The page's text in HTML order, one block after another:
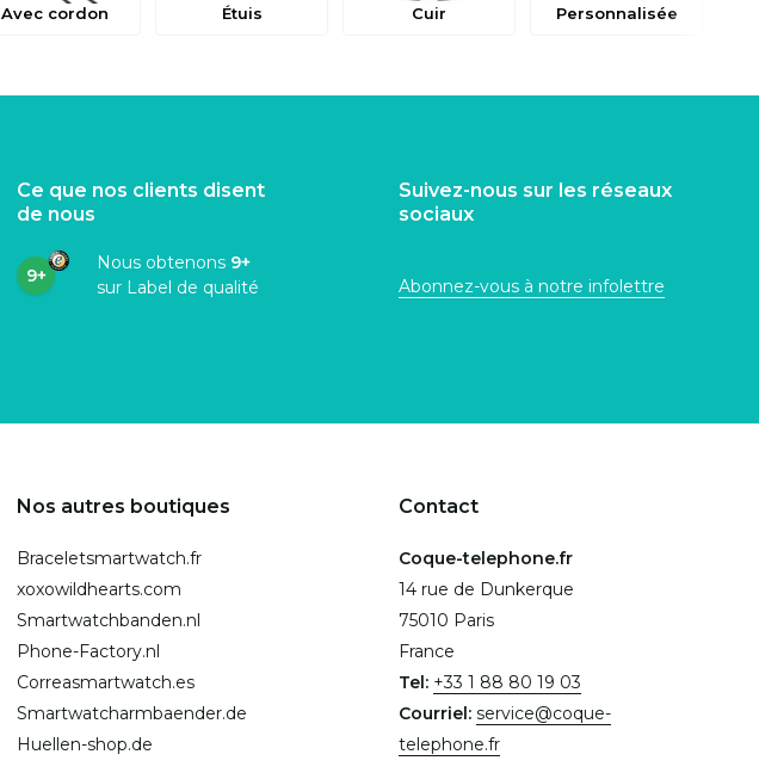
Avec cordon Étuis Cuir Personnalisée
Ce que nos clients disent
de nous
9+
Nous obtenons 9+
sur Label de qualité
Suivez-nous sur les réseaux
sociaux
Abonnez-vous à notre infolettre
Nos autres boutiques
Braceletsmartwatch.fr
xoxowildhearts.com
Smartwatchbanden.nl
Phone-Factory.nl
Correasmartwatch.es
Smartwatcharmbaender.de
Huellen-shop.de
Contact
Coque-telephone.fr
14 rue de Dunkerque
75010 Paris
France
Tel: +33 1 88 80 19 03
Courriel: service@coque-
telephone.fr